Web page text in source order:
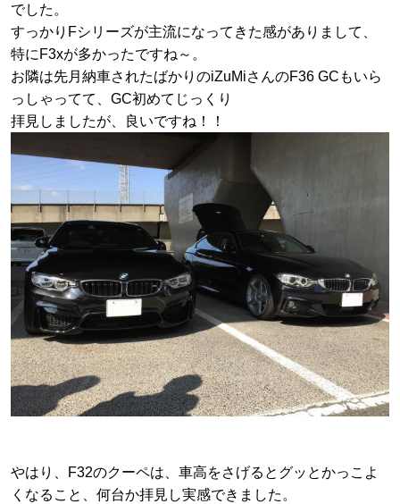
でした。
すっかりFシリーズが主流になってきた感がありまして、
特にF3xが多かったですね～。
お隣は先月納車されたばかりのiZuMiさんのF36 GCもいら
っしゃってて、GC初めてじっくり
拝見しましたが、良いですね！！
やはり、F32のクーペは、車高をさげるとグッとかっこよ
くなること、何台か拝見し実感できました。